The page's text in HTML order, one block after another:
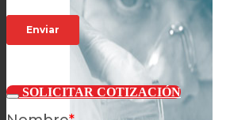
SOLICITAR COTIZACIÓN